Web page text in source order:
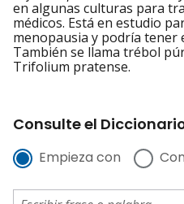
en algunas culturas para
médicos. Está en estudio
menopausia y podría tener
También se llama trébol
Trifolium pratense.
Consulte el
Empieza con